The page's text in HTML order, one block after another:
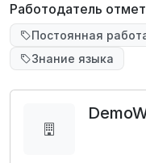
Работодатель
Постоянная
Знание языка